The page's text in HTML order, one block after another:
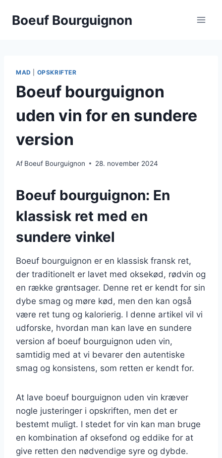
Boeuf Bourguignon
MAD OPSKRIFTER
Boeuf bourguignon
uden vin for en sundere
version
Af Boeuf Bourguignon 28. november 2024
Boeuf bourguignon: En
klassisk ret med en
sundere vinkel
Boeuf bourguignon er en klassisk fransk ret,
der traditionelt er lavet med oksekød, rødvin og
en række grøntsager. Denne ret er kendt for sin
dybe smag og møre kød, men den kan også
være ret tung og kalorierig. I denne artikel vil vi
udforske, hvordan man kan lave en sundere
version af boeuf bourguignon uden vin,
samtidig med at vi bevarer den autentiske
smag og konsistens, som retten er kendt for.
At lave boeuf bourguignon uden vin kræver
nogle justeringer i opskriften, men det er
bestemt muligt. I stedet for vin kan man bruge
en kombination af oksefond og eddike for at
give retten den nødvendige syre og dybde.